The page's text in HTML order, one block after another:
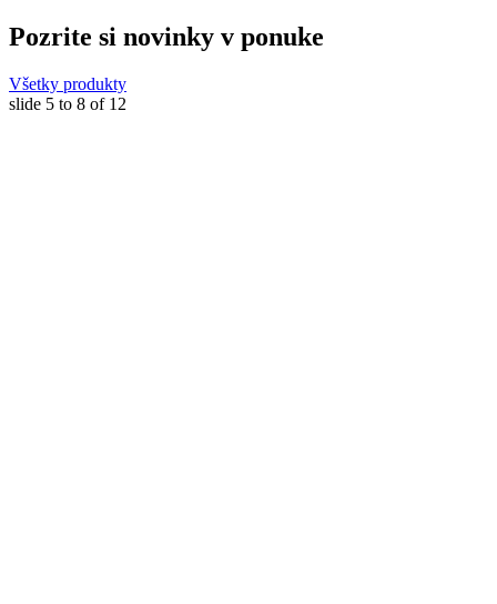
Pozrite si novinky v ponuke
Všetky produkty
slide 5 to 8 of 12